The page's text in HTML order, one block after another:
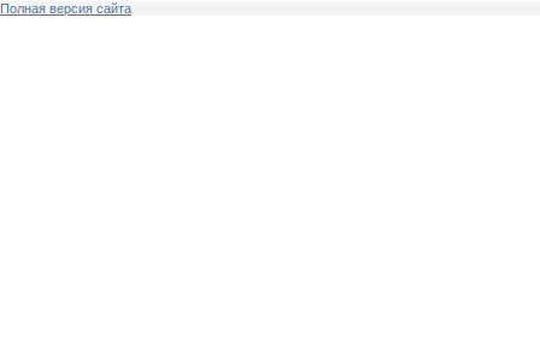
Полная версия сайта